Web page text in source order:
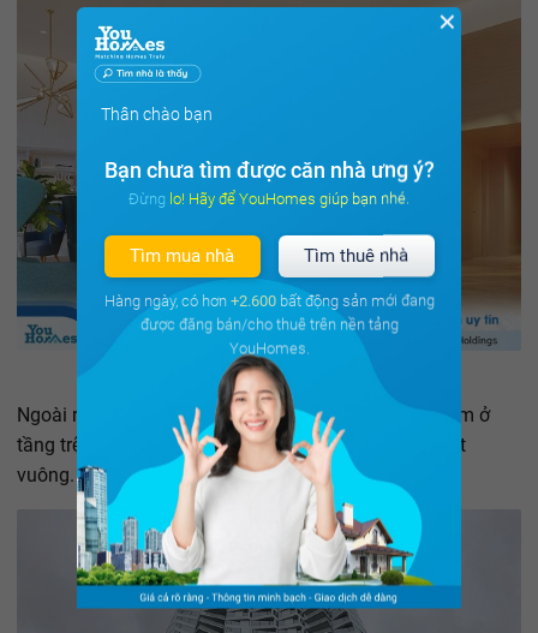
Ngoài ra, cũng có một không gian bán lẻ cao cấp nằm ở
tầng trệt
tòa tháp Mira, với quy mô diện tích 929 mét
vuông.
✕
Thân chào bạn
Bạn chưa tìm được căn nhà ưng ý?
Đừng lo! Hãy để YouHomes giúp bạn nhé.
Tìm mua nhà Tìm thuê nhà
Hàng ngày, có hơn +2.600bất động sản mới đang
được đăng bán/cho thuê trên nền tảng
YouHomes.